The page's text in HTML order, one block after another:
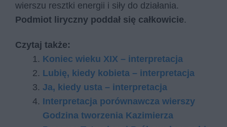
wierszu resztki energii i siły do działania.
Podmiot liryczny poddał się całkowicie.
Czytaj także:
Koniec wieku XIX – interpretacja
Lubię, kiedy kobieta – interpretacja
Ja, kiedy usta – interpretacja
Interpretacja porównawcza wierszy
Godzina tworzenia Kazimierza